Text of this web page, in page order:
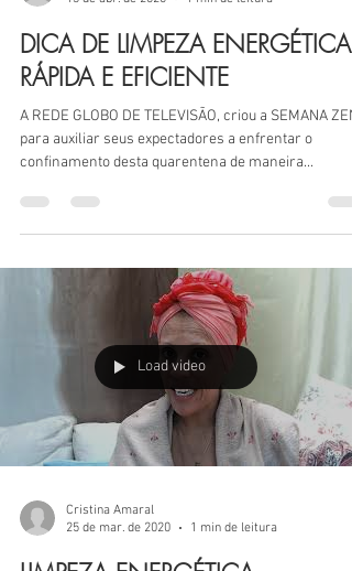
13 de abr. de 2020
1 min de leitura
DICA DE LIMPEZA ENERGÉTICA
RÁPIDA E EFICIENTE
A REDE GLOBO DE TELEVISÃO, criou a SEMANA ZEN
para auxiliar seus expectadores a enfrentar o